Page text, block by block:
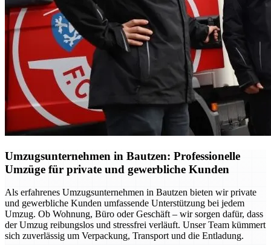
Umzugsunternehmen in Bautzen: Professionelle
Umzüge für private und gewerbliche Kunden
Als erfahrenes Umzugsunternehmen in Bautzen bieten wir private
und gewerbliche Kunden umfassende Unterstützung bei jedem
Umzug. Ob Wohnung, Büro oder Geschäft – wir sorgen dafür, dass
der Umzug reibungslos und stressfrei verläuft. Unser Team kümmert
sich zuverlässig um Verpackung, Transport und die Entladung.